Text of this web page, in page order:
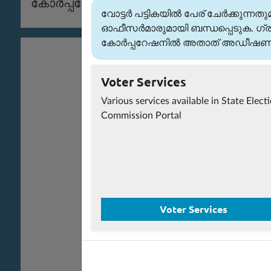
വോട്ടർ പട്ടികയിൽ പേര്
ഓഫീസർമാരുമായി ബന്ധപ്പെടുക.
കോർപ്പറേഷനിൽ അതാത്
Voter Services
Various services available in State
Commission Portal
Voter Services
കോർപ്പറേഷനിൽ അതാത് അഡീഷണൽ